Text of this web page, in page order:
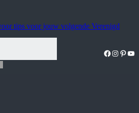
Facebook